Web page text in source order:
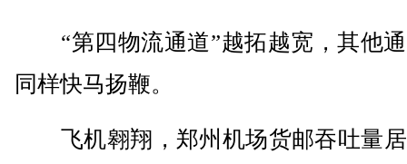
“第四物流通道”越拓越宽，其他
同样快马扬鞭。
飞机翱翔，郑州机场货邮吞吐量